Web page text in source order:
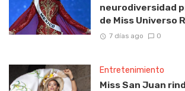
neurodiversidad
de Miss Universo
7 días ago 0
Entretenimiento
Miss San Juan